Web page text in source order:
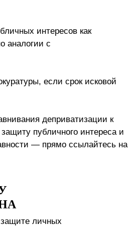
интересов как
аналогии с
если срок исковой
деприватизации к
публичного интереса и
— прямо ссылайтесь на
защите личных